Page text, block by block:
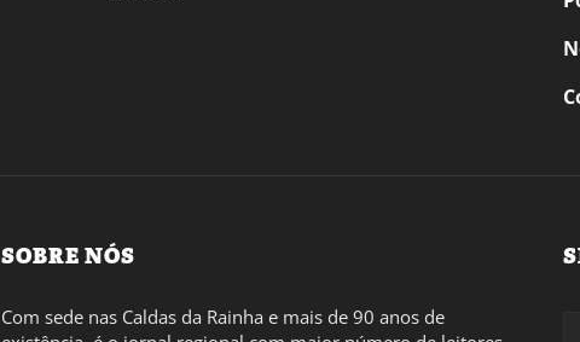
SOBRE NÓS
Com sede nas Caldas da Rainha e mais de 90 anos de